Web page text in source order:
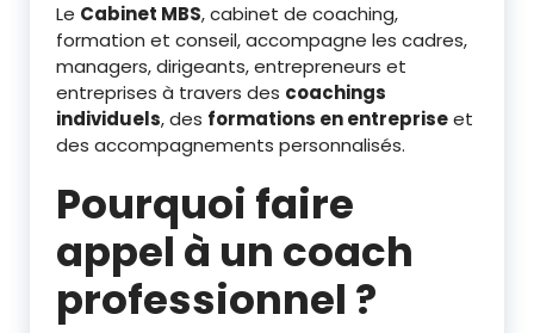
Le Cabinet MBS, cabinet de coaching,
formation et conseil, accompagne les cadres,
managers, dirigeants, entrepreneurs et
entreprises à travers des coachings
individuels, des formations en entrepriseet
des accompagnements personnalisés.
Pourquoi faire
appel à un coach
professionnel ?